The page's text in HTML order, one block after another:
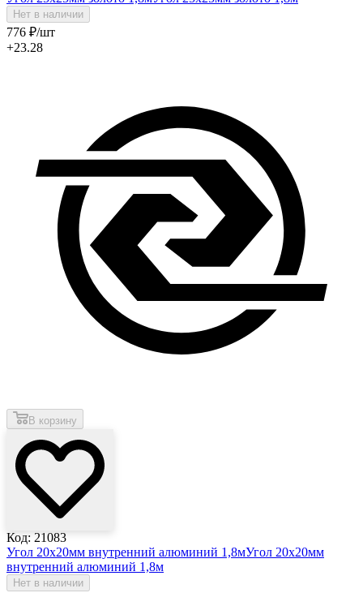
Нет в наличии
776 ₽/шт
+23.28
В корзину
Код: 21083
Угол 20х20мм внутренний алюминий 1,8мУгол 20х20мм
внутренний алюминий 1,8м
Нет в наличии